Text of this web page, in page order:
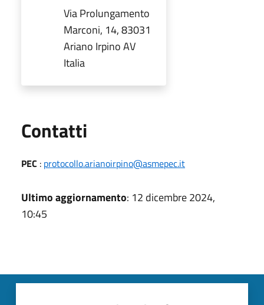
Via Prolungamento
Marconi, 14, 83031
Ariano Irpino AV
Italia
Contatti
PEC : protocollo.arianoirpino@asmepec.it
Ultimo aggiornamento: 12 dicembre 2024,
10:45